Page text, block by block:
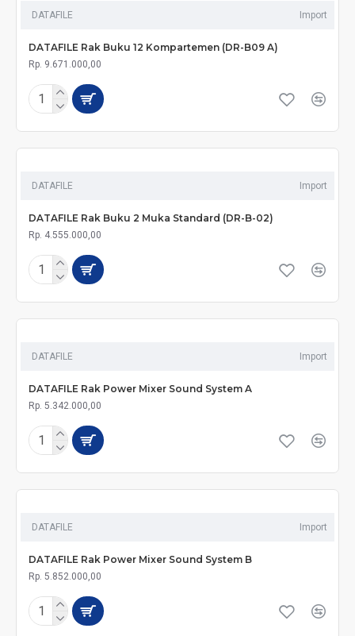
DATAFILE Import
DATAFILE Rak Buku 12 Kompartemen (DR-B09 A)
Rp. 9.671.000,00
DATAFILE Import
DATAFILE Rak Buku 2 Muka Standard (DR-B-02)
Rp. 4.555.000,00
DATAFILE Import
DATAFILE Rak Power Mixer Sound System A
Rp. 5.342.000,00
DATAFILE Import
DATAFILE Rak Power Mixer Sound System B
Rp. 5.852.000,00